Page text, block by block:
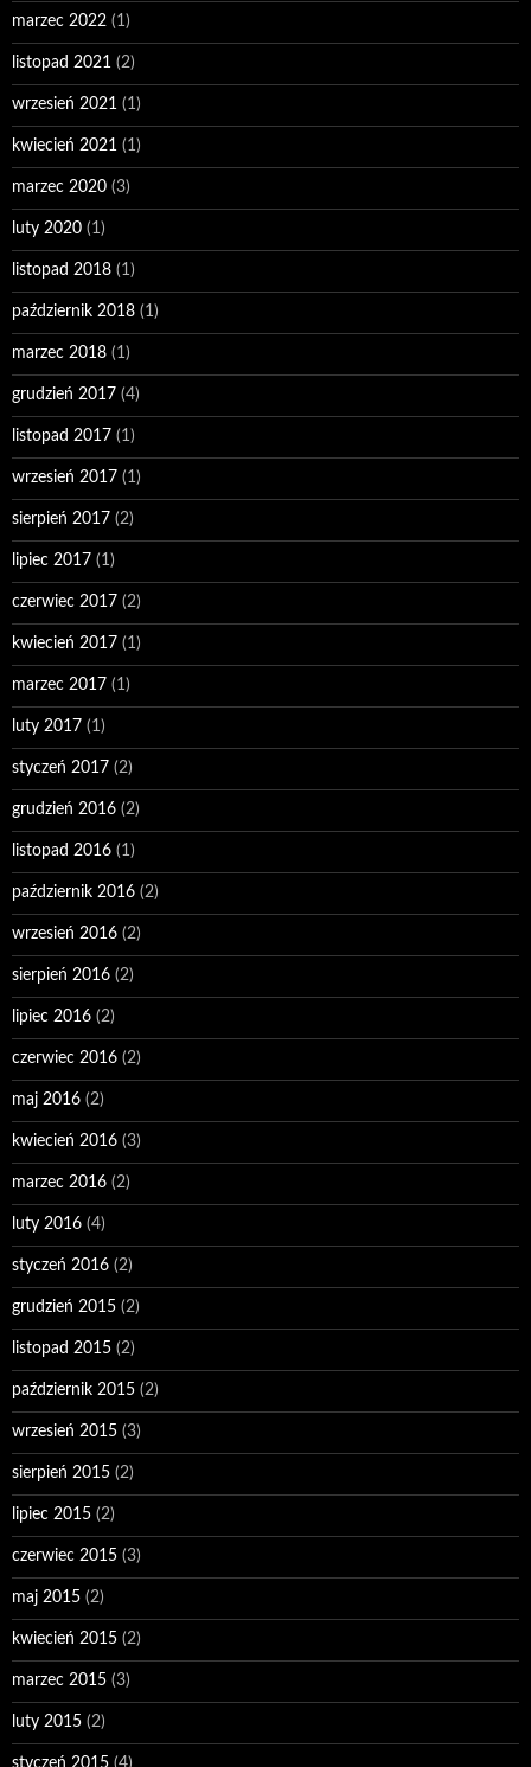
marzec 2022 (1)
listopad 2021 (2)
wrzesień 2021 (1)
kwiecień 2021 (1)
marzec 2020 (3)
luty 2020 (1)
listopad 2018 (1)
październik 2018 (1)
marzec 2018 (1)
grudzień 2017 (4)
listopad 2017 (1)
wrzesień 2017 (1)
sierpień 2017 (2)
lipiec 2017 (1)
czerwiec 2017 (2)
kwiecień 2017 (1)
marzec 2017 (1)
luty 2017 (1)
styczeń 2017 (2)
grudzień 2016 (2)
listopad 2016 (1)
październik 2016 (2)
wrzesień 2016 (2)
sierpień 2016 (2)
lipiec 2016 (2)
czerwiec 2016 (2)
maj 2016 (2)
kwiecień 2016 (3)
marzec 2016 (2)
luty 2016 (4)
styczeń 2016 (2)
grudzień 2015 (2)
listopad 2015 (2)
październik 2015 (2)
wrzesień 2015 (3)
sierpień 2015 (2)
lipiec 2015 (2)
czerwiec 2015 (3)
maj 2015 (2)
kwiecień 2015 (2)
marzec 2015 (3)
luty 2015 (2)
styczeń 2015 (4)